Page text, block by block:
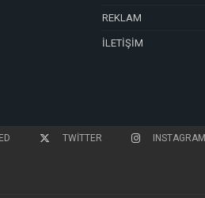
REKLAM
İLETİŞİM
TWITTER INSTAGRAM